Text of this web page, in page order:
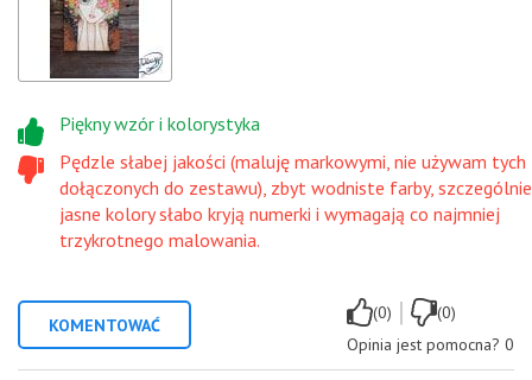
Pędzle słabej jakości (maluję markowymi, nie używam tych
dołączonych do zestawu), zbyt wodniste farby, szczególnie
jasne kolory słabo kryją numerki i wymagają co najmniej
trzykrotnego malowania.
Piękny wzór i kolorystyka
KOMENTOWAĆ
(0) |
(0)
Opinia jest pomocna? 0